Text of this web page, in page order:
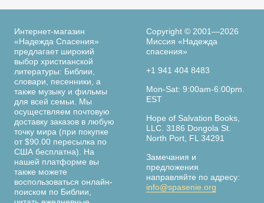
Интернет-магазин
«Надежда Спасения»
предлагает широкий
выбор христианской
литературы: Библии,
словари, песенники, а
также музыку и фильмы
для всей семьи. Мы
осуществляем почтовую
доставку заказов в любую
точку мира (при покупке
от $90.00 пересылка по
США бесплатна). На
нашей платформе вы
также можете
воспользоваться онлайн-
поиском по Библии,
Copyright © 2001—2026
Миссия «Надежда
спасения»
+1 941 404 8483
Mon-Sat: 9:00am-6:00pm.
EST
Hope of Salvation Books,
LLC. 3186 Dongola St.
North Port, FL 34291
Замечания и
предложения
направляйте по адресу:
info@spasenie.org